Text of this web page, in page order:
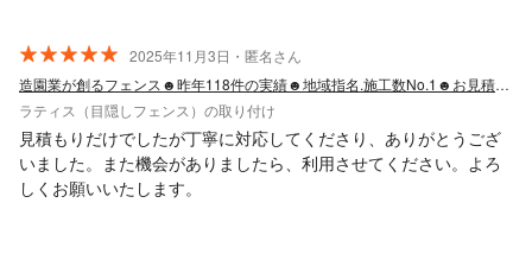
2025年11月3日・匿名さん
造園業が創るフェンス☻昨年118件の実績☻地域指名.施工数No.1☻お見積り無料
ラティス（目隠しフェンス）の取り付け
見積もりだけでしたが丁寧に対応してくださり、ありがとうござ
いました。また機会がありましたら、利用させてください。よろ
しくお願いいたします。